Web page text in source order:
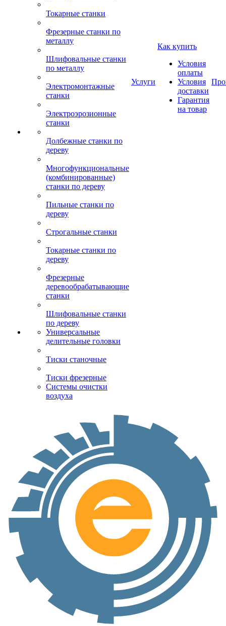
Токарные станки
Фрезерные станки по
металлу
Шлифовальные станки
по металлу
Электромонтажные
станки
Электроэрозионные
станки
Долбежные станки по
дереву
Многофункциональные
(комбинированные)
станки по дереву
Пильные станки по
дереву
Строгальные станки
Токарные станки по
дереву
Фрезерные
деревообрабатывающие
станки
Шлифовальные станки
по дереву
Универсальные
делительные головки
Тиски станочные
Тиски фрезерные
Системы очистки
воздуха
Услуги
Как купить
Условия
оплаты
Условия
доставки
Гарантия
на товар